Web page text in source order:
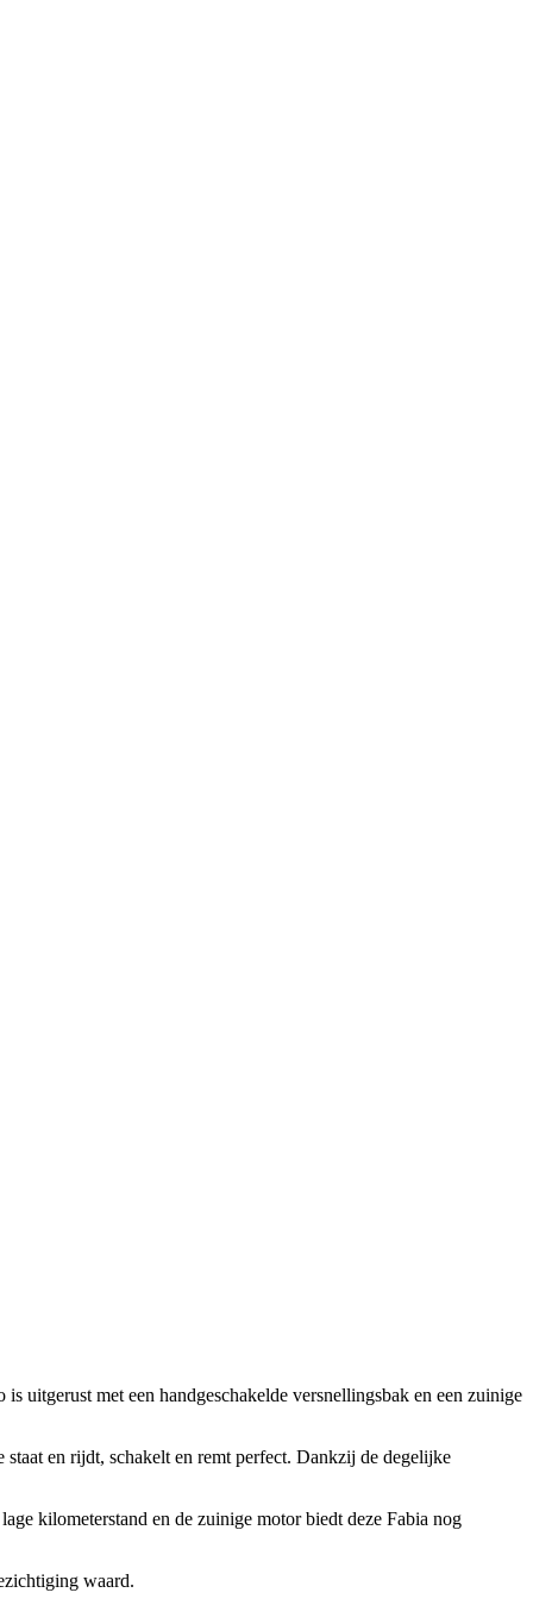
uitgerust met een handgeschakelde versnellingsbak en een zuinige
en rijdt, schakelt en remt perfect. Dankzij de degelijke
kilometerstand en de zuinige motor biedt deze Fabia nog
waard.